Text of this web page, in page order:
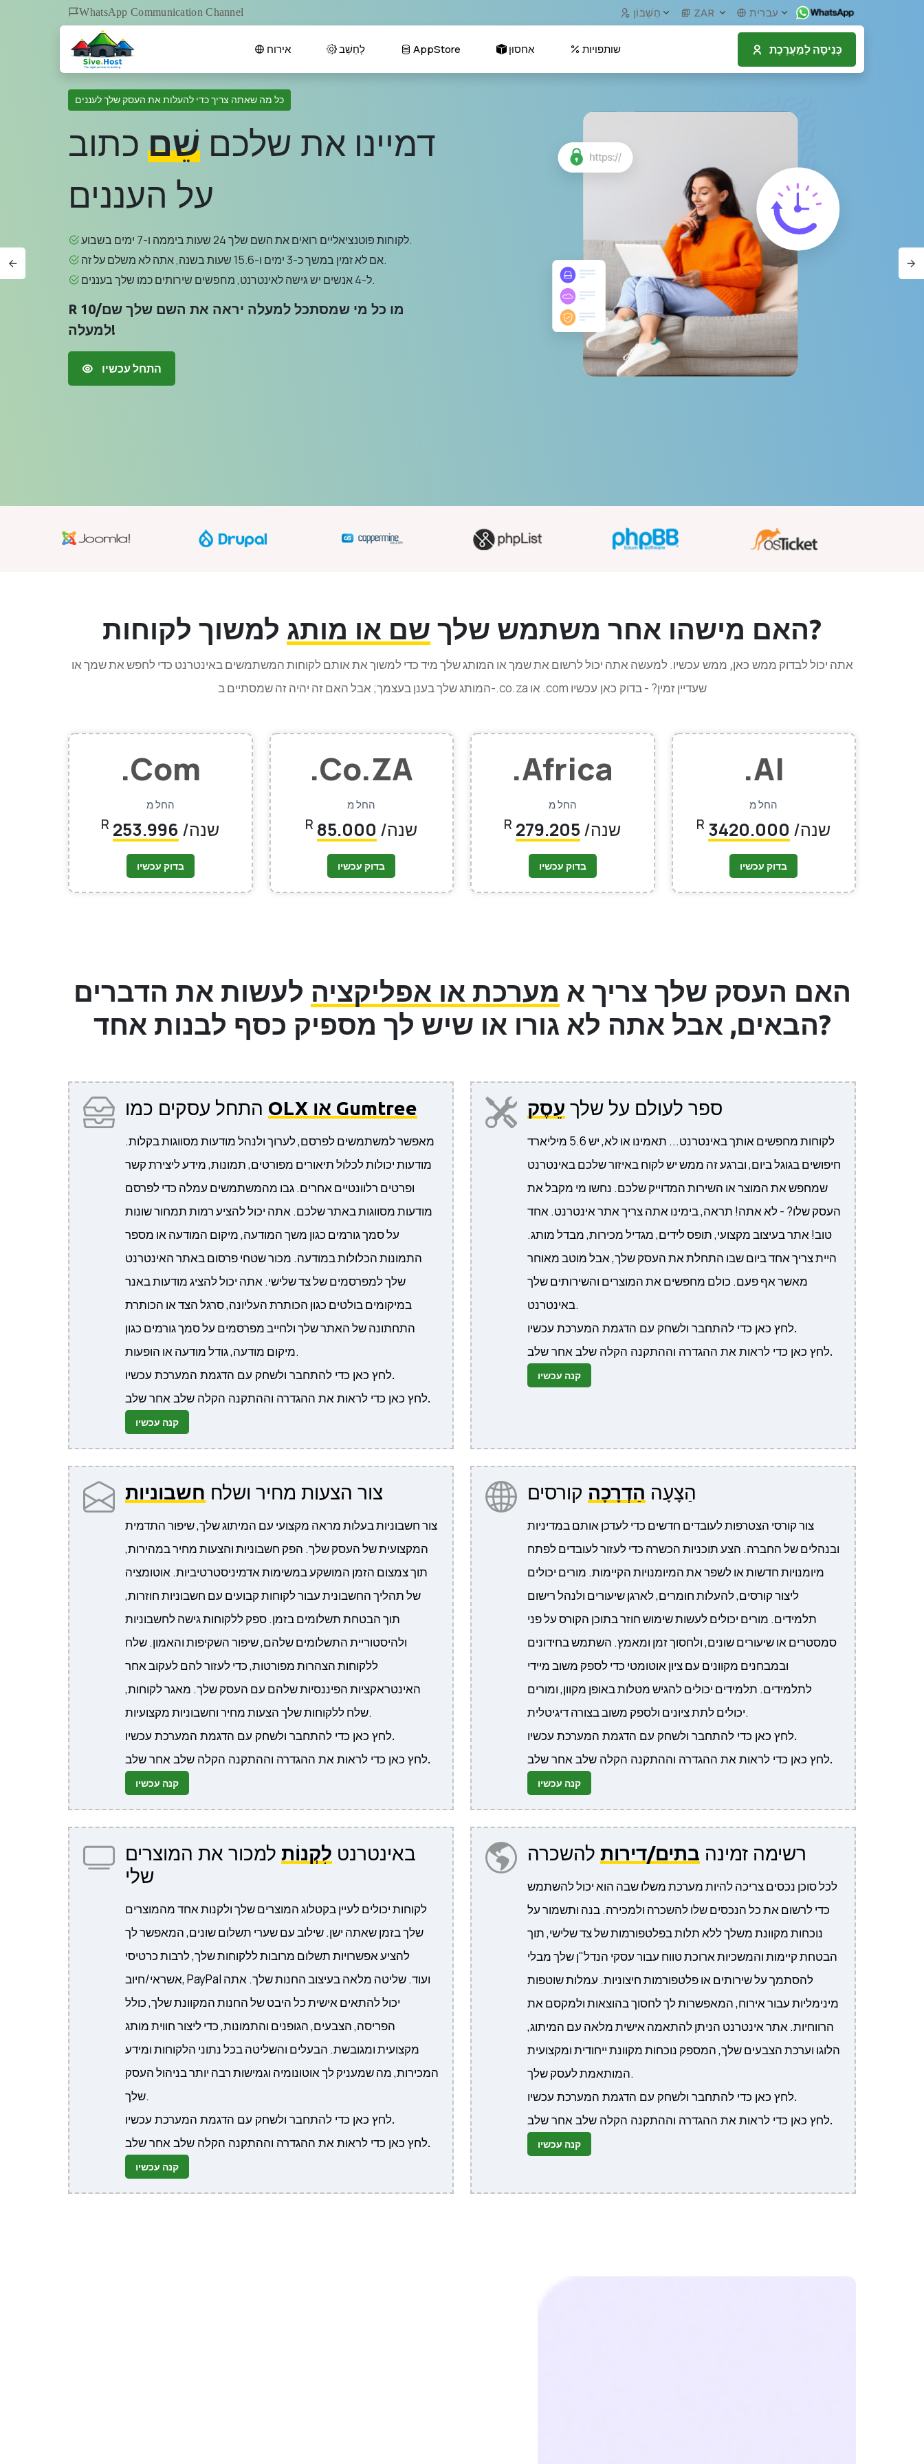
WhatsApp Communication Channel חֶשְׁבּוֹן ZAR עברית
כְּנִיסָה לַמַעֲרֶכֶת אירוח לְחַשֵׁב AppStore אִחסוּן שותפויות
כל מה שאתה צריך כדי להעלות את העסק שלך לעננים
דמיינו את שלכם שֵׁם כתוב
על העננים
לקוחות פוטנציאליים רואים את השם שלך 24 שעות ביממה ו-7 ימים בשבוע.
אם לא זמין במשך כ-3 ימים ו-15.6 שעות בשנה, אתה לא משלם על זה.
ל-4 אנשים יש גישה לאינטרנט, מחפשים שירותים כמו שלך בעננים.
R 10/מו כל מי שמסתכל למעלה יראה את השם שלך שם
למעלה!
התחל עכשיו
האם מישהו אחר משתמש שלך שם או מותג למשוך לקוחות?
אתה יכול לבדוק ממש כאן, ממש עכשיו. למעשה אתה יכול לרשום את שמך או המותג שלך מיד כדי למשוך את אותם לקוחות המשתמשים באינטרנט כדי לחפש את שמך או
המותג שלך בענן בעצמך; אבל האם זה יהיה זה שמסתיים ב-.co.za או .com שעדיין זמין? -בדוק כאן עכשיו
.Com
החל מ
R 253.996 /שנה
בדוק עכשיו
.Co.ZA
החל מ
R 85.000 /שנה
בדוק עכשיו
.africa
החל מ
R 279.205 /שנה
בדוק עכשיו
.AI
החל מ
R 3420.000 /שנה
בדוק עכשיו
האם העסק שלך צריך א מערכת או אפליקציה לעשות את הדברים
הבאים, אבל אתה לא גורו או שיש לך מספיק כסף לבנות אחד?
OLX או Gumtree
מאפשר למשתמשים לפרסם, לערוך ולנהל מודעות מסווגות בקלות.
מודעות יכולות לכלול תיאורים מפורטים, תמונות, מידע ליצירת קשר
ופרטים רלוונטיים אחרים. גבו מהמשתמשים עמלה כדי לפרסם
מודעות מסווגות באתר שלכם. אתה יכול להציע רמות תמחור שונות
על סמך גורמים כגון משך המודעה, מיקום המודעה או מספר
התמונות הכלולות במודעה. מכור שטחי פרסום באתר האינטרנט
שלך למפרסמים של צד שלישי. אתה יכול להציג מודעות באנר
במיקומים בולטים כגון הכותרת העליונה, סרגל הצד או הכותרת
התחתונה של האתר שלך ולחייב מפרסמים על סמך גורמים כגון
מיקום מודעה, גודל מודעה או הופעות.
קנה עכשיו
ספר לעולם על שלך עֵסֶק
לקוחות מחפשים אותך באינטרנט... תאמינו או לא, יש 5.6 מיליארד
חיפושים בגוגל ביום, וברגע זה ממש יש לקוח באיזור שלכם באינטרנט
שמחפש את המוצר או השירות המדוייק שלכם. נחשו מי מקבל את
העסק שלו? - לא אתה! תראה, בימינו אתה צריך אתר אינטרנט. אחד
טוב! אתר בעיצוב מקצועי, תופס לידים, מגדיל מכירות, מבדל מותג.
היית צריך אחד ביום שבו התחלת את העסק שלך, אבל מוטב מאוחר
מאשר אף פעם. כולם מחפשים את המוצרים והשירותים שלך
באינטרנט.
קנה עכשיו
צור הצעות מחיר ושלח חשבוניות
צור חשבוניות בעלות מראה מקצועי עם המיתוג שלך, שיפור התדמית
המקצועית של העסק שלך. הפק חשבוניות והצעות מחיר במהירות,
תוך צמצום הזמן המושקע במשימות אדמיניסטרטיביות. אוטומציה
של תהליך החשבונית עבור לקוחות קבועים עם חשבוניות חוזרות,
תוך הבטחת תשלומים בזמן. ספק ללקוחות גישה לחשבוניות
ולהיסטוריית התשלומים שלהם, שיפור השקיפות והאמון. שלח
ללקוחות הצהרות מפורטות, כדי לעזור להם לעקוב אחר
האינטראקציות הפיננסיות שלהם עם העסק שלך. מאגר לקוחות,
שלח ללקוחות שלך הצעות מחיר וחשבוניות מקצועיות.
קנה עכשיו
הַצָעָה הַדְרָכָה קורסים
צור קורסי הצטרפות לעובדים חדשים כדי לעדכן אותם במדיניות
ובנהלים של החברה. הצע תוכניות הכשרה כדי לעזור לעובדים לפתח
מיומנויות חדשות או לשפר את המיומנויות הקיימות. מורים יכולים
ליצור קורסים, להעלות חומרים, לארגן שיעורים ולנהל רישום
תלמידים. מורים יכולים לעשות שימוש חוזר בתוכן הקורס על פני
סמסטרים או שיעורים שונים, ולחסוך זמן ומאמץ. השתמש בחידונים
ובמבחנים מקוונים עם ציון אוטומטי כדי לספק משוב מיידי
לתלמידים. תלמידים יכולים להגיש מטלות באופן מקוון, ומורים
יכולים לתת ציונים ולספק משוב בצורה דיגיטלית.
קנה עכשיו
באינטרנט לִקְנוֹת למכור את המוצרים
שלי
לקוחות יכולים לעיין בקטלוג המוצרים שלך ולקנות אחד מהמוצרים
שלך בזמן שאתה ישן. שילוב עם שערי תשלום שונים, המאפשר לך
להציע אפשרויות תשלום מרובות ללקוחות שלך, לרבות כרטיסי
אשראי/חיוב, PayPal ועוד. שליטה מלאה בעיצוב החנות שלך. אתה
יכול להתאים אישית כל היבט של החנות המקוונת שלך, כולל
הפריסה, הצבעים, הגופנים והתמונות, כדי ליצור חווית מותג
מקצועית ומגובשת. הבעלים והשליטה בכל נתוני הלקוחות ומידע
המכירות, מה שמעניק לך אוטונומיה וגמישות רבה יותר בניהול העסק
שלך.
קנה עכשיו
רשימה זמינה בתים/דירות להשכרה
לכל סוכן נכסים צריכה להיות מערכת משלו שבה הוא יכול להשתמש
כדי לרשום את כל הנכסים שלו להשכרה ולמכירה. בנה ותשמור על
נוכחות מקוונת משלך ללא תלות בפלטפורמות של צד שלישי, תוך
הבטחת קיימות והמשכיות ארוכת טווח עבור עסקי הנדל"ן שלך מבלי
להסתמך על שירותים או פלטפורמות חיצוניות. עמלות שוטפות
מינימליות עבור אירוח, המאפשרות לך לחסוך בהוצאות ולמקסם את
הרווחיות. אתר אינטרנט הניתן להתאמה אישית מלאה עם המיתוג,
הלוגו וערכת הצבעים שלך, המספק נוכחות מקוונת ייחודית ומקצועית
המותאמת לעסק שלך.
קנה עכשיו